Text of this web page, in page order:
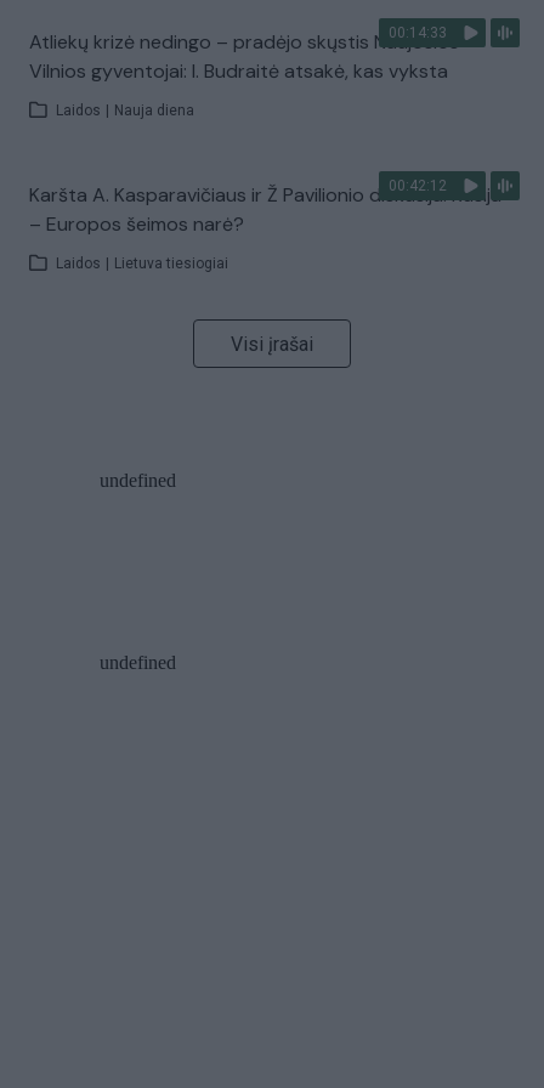
00:14:33
Atliekų krizė nedingo – pradėjo skųstis Naujosios
Vilnios gyventojai: I. Budraitė atsakė, kas vyksta
Laidos Nauja diena
00:42:12
Karšta A. Kasparavičiaus ir Ž Pavilionio diskusija: Rusija
– Europos šeimos narė?
Laidos Lietuva tiesiogiai
Visi įrašai